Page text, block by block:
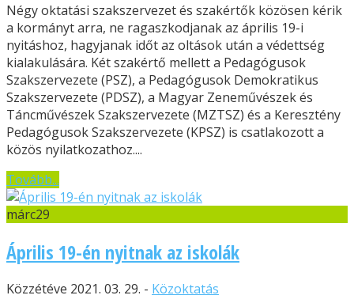
Négy oktatási szakszervezet és szakértők közösen kérik
a kormányt arra, ne ragaszkodjanak az április 19-i
nyitáshoz, hagyjanak időt az oltások után a védettség
kialakulására. Két szakértő mellett a Pedagógusok
Szakszervezete (PSZ), a Pedagógusok Demokratikus
Szakszervezete (PDSZ), a Magyar Zeneművészek és
Táncművészek Szakszervezete (MZTSZ) és a Keresztény
Pedagógusok Szakszervezete (KPSZ) is csatlakozott a
közös nyilatkozathoz....
Tovább...
márc29
Április 19-én nyitnak az iskolák
Közzétéve 2021. 03. 29. - Közoktatás